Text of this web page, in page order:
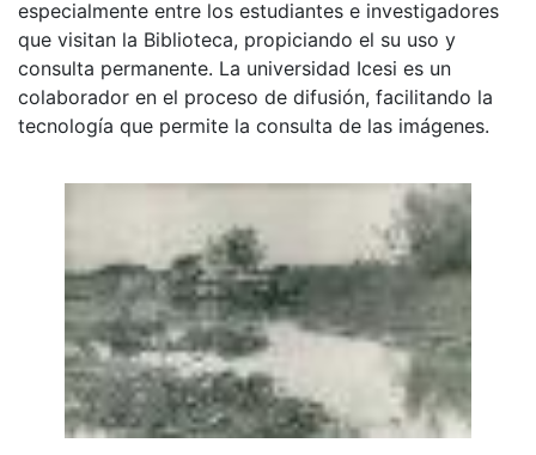
especialmente entre los estudiantes e investigadores
que visitan la Biblioteca, propiciando el su uso y
consulta permanente. La universidad Icesi es un
colaborador en el proceso de difusión, facilitando la
tecnología que permite la consulta de las imágenes.